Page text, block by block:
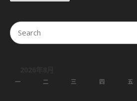
一 二 三 四 五